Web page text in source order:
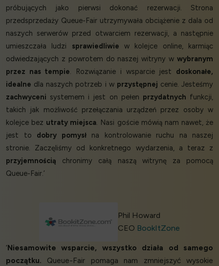
próbujących jako pierwsi dokonać rezerwacji. Strona
przedsprzedaży Queue-Fair utrzymywała obciążenie z dala od
naszych serwerów przed otwarciem rezerwacji, a następnie
umieszczała ludzi sprawiedliwie w kolejce online, karmiąc
odwiedzających z powrotem do naszej witryny w wybranym
przez nas tempie . Rozwiązanie i wsparcie jest doskonałe,
idealne dla naszych potrzeb i w przystępnej cenie. Jesteśmy
zachwyceni systemem i jest on pełen przydatnych funkcji,
takich jak możliwość przełączania urządzeń przez osoby w
kolejce bez utraty miejsca . Nasi goście mówią nam nawet, że
jest to dobry pomysłna kontrolowanie ruchu na naszej
stronie. Zaczęliśmy od konkretnego wydarzenia, a teraz z
przyjemnością chronimy całą naszą witrynę za pomocą
Queue-Fair.’
Phil Howard
CEO BookItZone
‘Niesamowite wsparcie, wszystko działa od samego
początku. Queue-Fair pomaga nam zmniejszyć wysokie